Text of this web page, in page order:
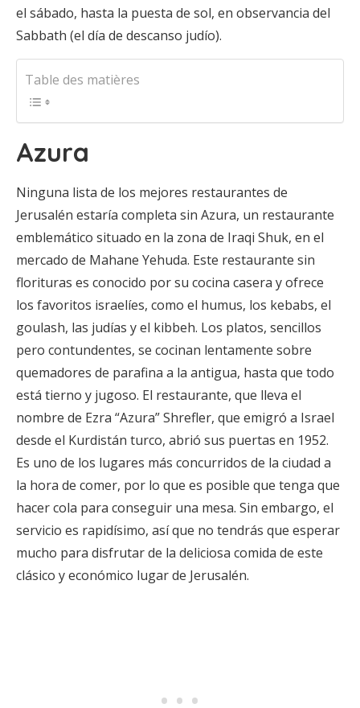
el sábado, hasta la puesta de sol, en observancia del
Sabbath (el día de descanso judío).
Table des matières
Azura
Ninguna lista de los mejores restaurantes de
Jerusalén estaría completa sin Azura, un restaurante
emblemático situado en la zona de Iraqi Shuk, en el
mercado de Mahane Yehuda. Este restaurante sin
florituras es conocido por su cocina casera y ofrece
los favoritos israelíes, como el humus, los kebabs, el
goulash, las judías y el kibbeh. Los platos, sencillos
pero contundentes, se cocinan lentamente sobre
quemadores de parafina a la antigua, hasta que todo
está tierno y jugoso. El restaurante, que lleva el
nombre de Ezra “Azura” Shrefler, que emigró a Israel
desde el Kurdistán turco, abrió sus puertas en 1952.
Es uno de los lugares más concurridos de la ciudad a
la hora de comer, por lo que es posible que tenga que
hacer cola para conseguir una mesa. Sin embargo, el
servicio es rapidísimo, así que no tendrás que esperar
mucho para disfrutar de la deliciosa comida de este
clásico y económico lugar de Jerusalén.